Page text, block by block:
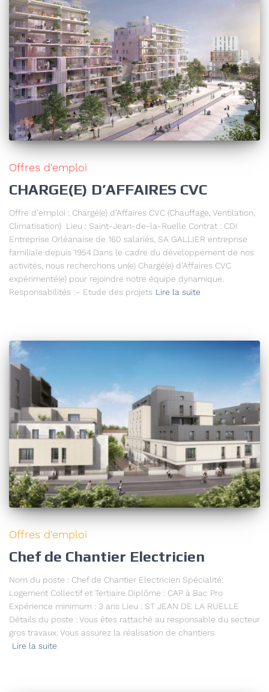
Offres d'emploi
CHARGE(E) D’AFFAIRES CVC
Offre d’emploi : Chargé(e) d’Affaires CVC (Chauffage, Ventilation,
Climatisation) Lieu : Saint-Jean-de-la-Ruelle Contrat : CDI
Entreprise Orléanaise de 160 salariés, SA GALLIER entreprise
familiale depuis 1954.Dans le cadre du développement de nos
activités, nous recherchons un(e) Chargé(e) d’Affaires CVC
expérimenté(e) pour rejoindre notre équipe dynamique.
Responsabilités :– Etude des projets Lire la suite
Offres d'emploi
Chef de Chantier Electricien
Nom du poste : Chef de Chantier Electricien Spécialité:
Logement Collectif et Tertiaire Diplôme : CAP à Bac Pro
Expérience minimum : 3 ans Lieu : ST JEAN DE LA RUELLE
Détails du poste : Vous êtes rattaché au responsable du secteur
gros travaux. Vous assurez la réalisation de chantiers
Lire la suite